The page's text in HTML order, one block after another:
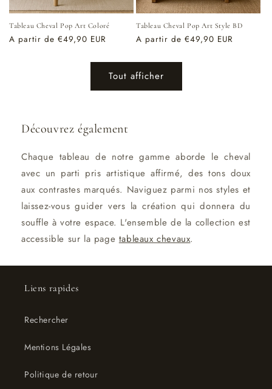
Tableau Cheval Pop Art Coloré
Prix
A partir de €49,90 EUR
Tableau Cheval Pop Art Style BD
Prix
A partir de €49,90 EUR
Tout afficher
Découvrez également
Chaque tableau de notre gamme aborde le cheval
avec un parti pris artistique affirmé, des tons doux
aux contrastes marqués. Naviguez parmi nos styles et
laissez-vous guider vers la création qui donnera du
souffle à votre espace. L'ensemble de la collection est
accessible sur la page tableaux chevaux.
Liens rapides
Rechercher
Mentions Légales
Politique de retour